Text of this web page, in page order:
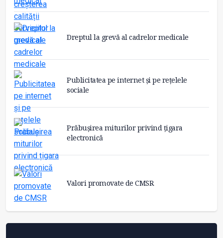
Dreptul la grevă al cadrelor medicale
Publicitatea pe internet și pe rețelele
sociale
Prăbușirea miturilor privind țigara
electronică
Valori promovate de CMSR